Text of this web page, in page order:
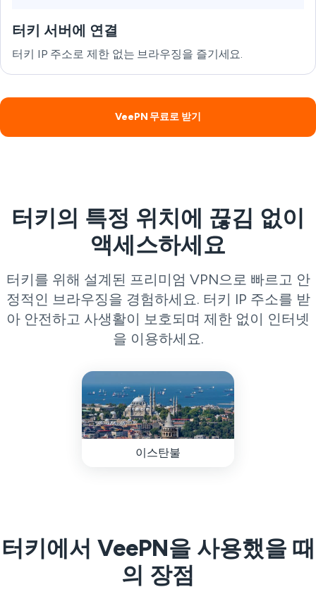
터키 서버에 연결
터키 IP 주소로 제한 없는 브라우징을 즐기세요.
VeePN 무료로 받기
터키의 특정 위치에 끊김 없이
액세스하세요
터키를 위해 설계된 프리미엄 VPN으로 빠르고 안
정적인 브라우징을 경험하세요. 터키 IP 주소를 받
아 안전하고 사생활이 보호되며 제한 없이 인터넷
을 이용하세요.
이스탄불
터키에서 VeePN을 사용했을 때
의 장점